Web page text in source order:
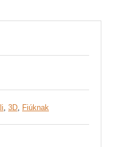
, 3D, Fiúknak